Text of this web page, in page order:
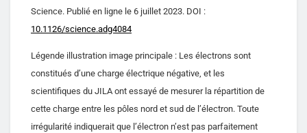
Science. Publié en ligne le 6 juillet 2023. DOI :
10.1126/science.adg4084
Légende illustration image principale : Les électrons sont
constitués d’une charge électrique négative, et les
scientifiques du JILA ont essayé de mesurer la répartition de
cette charge entre les pôles nord et sud de l’électron. Toute
irrégularité indiquerait que l’électron n’est pas parfaitement